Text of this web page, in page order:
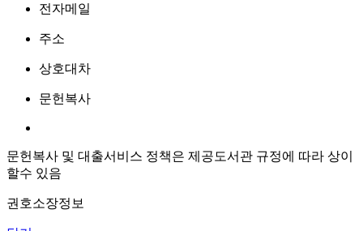
전자메일
주소
상호대차
문헌복사
문헌복사 및 대출서비스 정책은 제공도서관 규정에 따라 상이
할수 있음
권호소장정보